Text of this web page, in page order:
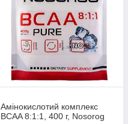
Амінокислотий комплекс
BCAA 8:1:1, 400 г, Nosorog